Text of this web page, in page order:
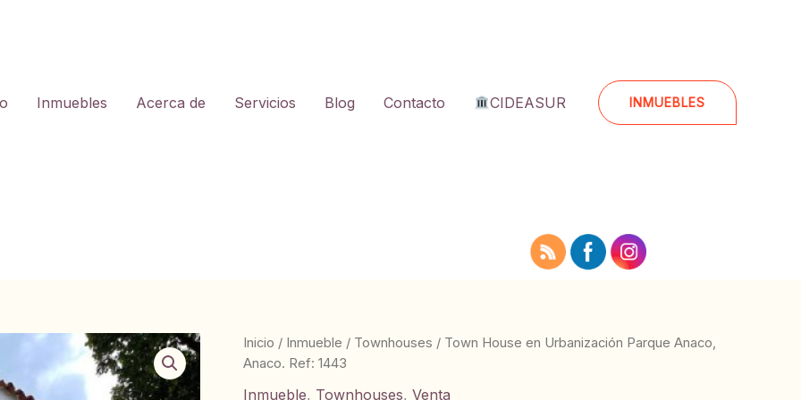
Inmuebles Acerca de Servicios Blog Contacto CIDEASUR INMUEBLES
Inicio / Inmueble / Townhouses / Town House en Urbanización Parque Anaco,
Anaco. Ref: 1443
Inmueble, Townhouses, Venta